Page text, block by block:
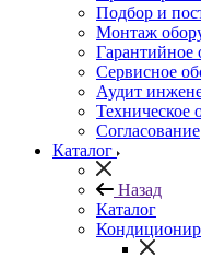
Подбор и
Монтаж
Гарантийное
Сервисное
Аудит
Техническое
Согласование
Каталог
Назад
Каталог